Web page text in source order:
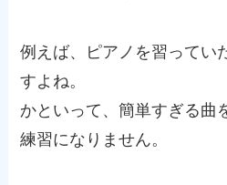
例えば、ピアノを習ってい
すよね。
かといって、簡単すぎる曲
練習になりません。